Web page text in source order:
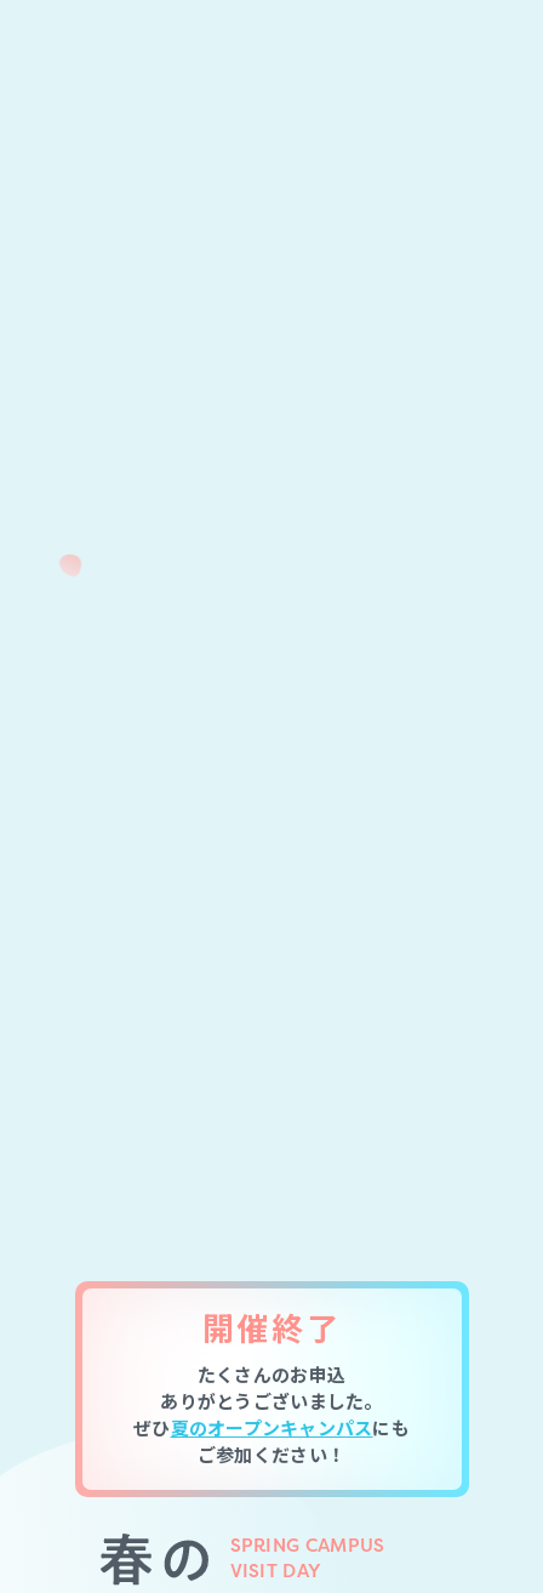
開催終了
たくさんのお申込
ありがとうございました。
ぜひ夏のオープンキャンパスにも
ご参加ください！
SPRING CAMPUS
VISIT DAY